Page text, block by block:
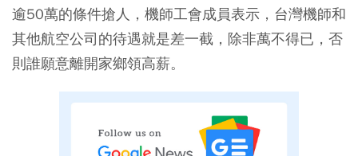
逾50萬的條件搶人，機師工會成員表示，台灣機師和
其他航空公司的待遇就是差一截，除非萬不得已，否
則誰願意離開家鄉領高薪。